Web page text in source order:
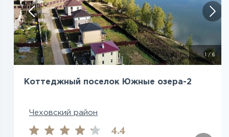
/ 6
Коттеджный поселок Южные озера-2
Чеховский район
4.4
Посмотреть все фото